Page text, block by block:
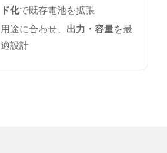
ド化で既存電池を拡張
用途に合わせ、 出力・容量を最
適設計